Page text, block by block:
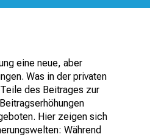
eine neue, aber
Was in der privaten
des Beitrages zur
Hier zeigen sich
Während